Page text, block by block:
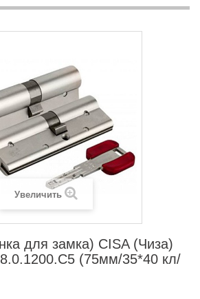
Увеличить
для замка) CISA (Чиза)
(75мм/35*40 кл/